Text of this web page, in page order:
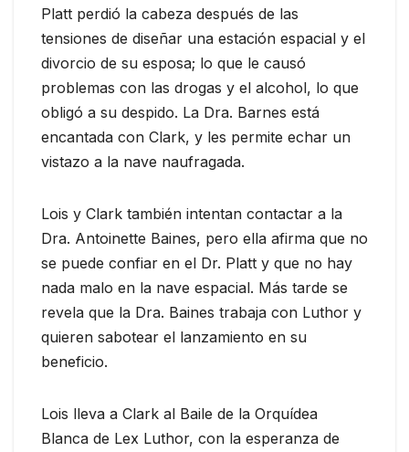
Platt perdió la cabeza después de las
tensiones de diseñar una estación espacial y el
divorcio de su esposa; lo que le causó
problemas con las drogas y el alcohol, lo que
obligó a su despido. La Dra. Barnes está
encantada con Clark, y les permite echar un
vistazo a la nave naufragada.
Lois y Clark también intentan contactar a la
Dra. Antoinette Baines, pero ella afirma que no
se puede confiar en el Dr. Platt y que no hay
nada malo en la nave espacial. Más tarde se
revela que la Dra. Baines trabaja con Luthor y
quieren sabotear el lanzamiento en su
beneficio.
Lois lleva a Clark al Baile de la Orquídea
Blanca de Lex Luthor, con la esperanza de